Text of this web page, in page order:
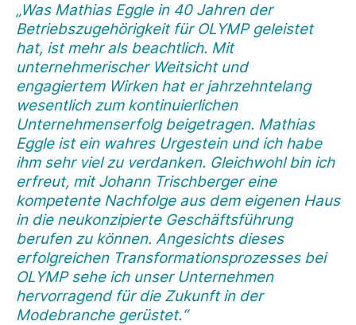
„Was Mathias Eggle in 40 Jahren der
Betriebszugehörigkeit für OLYMP geleistet
hat, ist mehr als beachtlich. Mit
unternehmerischer Weitsicht und
engagiertem Wirken hat er jahrzehntelang
wesentlich zum kontinuierlichen
Unternehmenserfolg beigetragen. Mathias
Eggle ist ein wahres Urgestein und ich habe
ihm sehr viel zu verdanken. Gleichwohl bin ich
erfreut, mit Johann Trischberger eine
kompetente Nachfolge aus dem eigenen Haus
in die neukonzipierte Geschäftsführung
berufen zu können. Angesichts dieses
erfolgreichen Transformationsprozesses bei
OLYMP sehe ich unser Unternehmen
hervorragend für die Zukunft in der
Modebranche gerüstet.“